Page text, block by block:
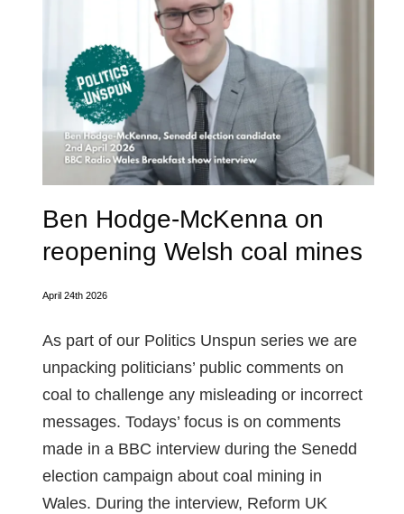
Ben Hodge-McKenna on
reopening Welsh coal mines
April 24th 2026
As part of our Politics Unspun series we are
unpacking politicians’ public comments on
coal to challenge any misleading or incorrect
messages. Todays’ focus is on comments
made in a BBC interview during the Senedd
election campaign about coal mining in
Wales. During the interview, Reform UK